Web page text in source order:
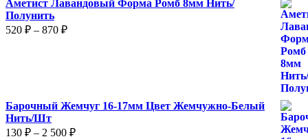
Аметист Лавандовый Форма Ромб 8мм Нить/
Полунить
520 ₽ – 870 ₽Диапазон
Барочный Жемчуг 16-17мм Цвет Жемчужно-Белый
Нить/Шт
130 ₽ – 2 500 ₽Диапазон